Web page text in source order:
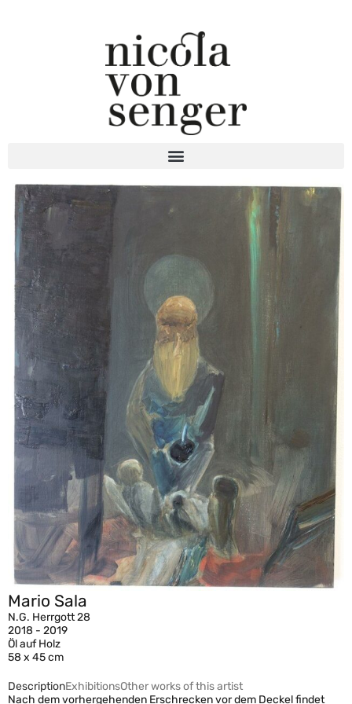
Mario Sala
N.G. Herrgott 28
2018 - 2019
Öl auf Holz
58 x 45 cm
DescriptionExhibitionsOther works of this artist
Nach dem vorhergehenden Erschrecken vor dem Deckel findet